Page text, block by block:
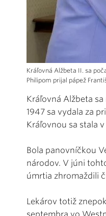
Kráľovná Alžbeta II. sa
Philipom prijal pápež
Kráľovná Alžbeta
1947 sa vydala za
Kráľovnou sa stala
Bola panovníčkou
národov. V júni
úmrtia zhromaždili
Lekárov totiž